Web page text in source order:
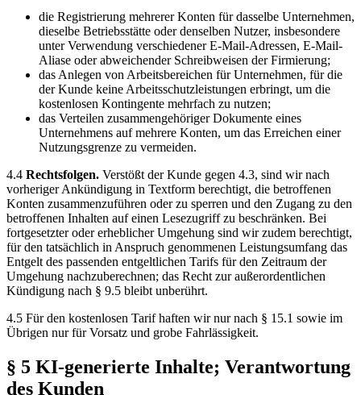
die Registrierung mehrerer Konten für dasselbe Unternehmen,
dieselbe Betriebsstätte oder denselben Nutzer, insbesondere
unter Verwendung verschiedener E-Mail-Adressen, E-Mail-
Aliase oder abweichender Schreibweisen der Firmierung;
das Anlegen von Arbeitsbereichen für Unternehmen, für die
der Kunde keine Arbeitsschutzleistungen erbringt, um die
kostenlosen Kontingente mehrfach zu nutzen;
das Verteilen zusammengehöriger Dokumente eines
Unternehmens auf mehrere Konten, um das Erreichen einer
Nutzungsgrenze zu vermeiden.
4.4 Rechtsfolgen. Verstößt der Kunde gegen 4.3, sind wir nach
vorheriger Ankündigung in Textform berechtigt, die betroffenen
Konten zusammenzuführen oder zu sperren und den Zugang zu den
betroffenen Inhalten auf einen Lesezugriff zu beschränken. Bei
fortgesetzter oder erheblicher Umgehung sind wir zudem berechtigt,
für den tatsächlich in Anspruch genommenen Leistungsumfang das
Entgelt des passenden entgeltlichen Tarifs für den Zeitraum der
Umgehung nachzuberechnen; das Recht zur außerordentlichen
Kündigung nach § 9.5 bleibt unberührt.
4.5 Für den kostenlosen Tarif haften wir nur nach § 15.1 sowie im
Übrigen nur für Vorsatz und grobe Fahrlässigkeit.
§ 5 KI-generierte Inhalte; Verantwortung
des Kunden